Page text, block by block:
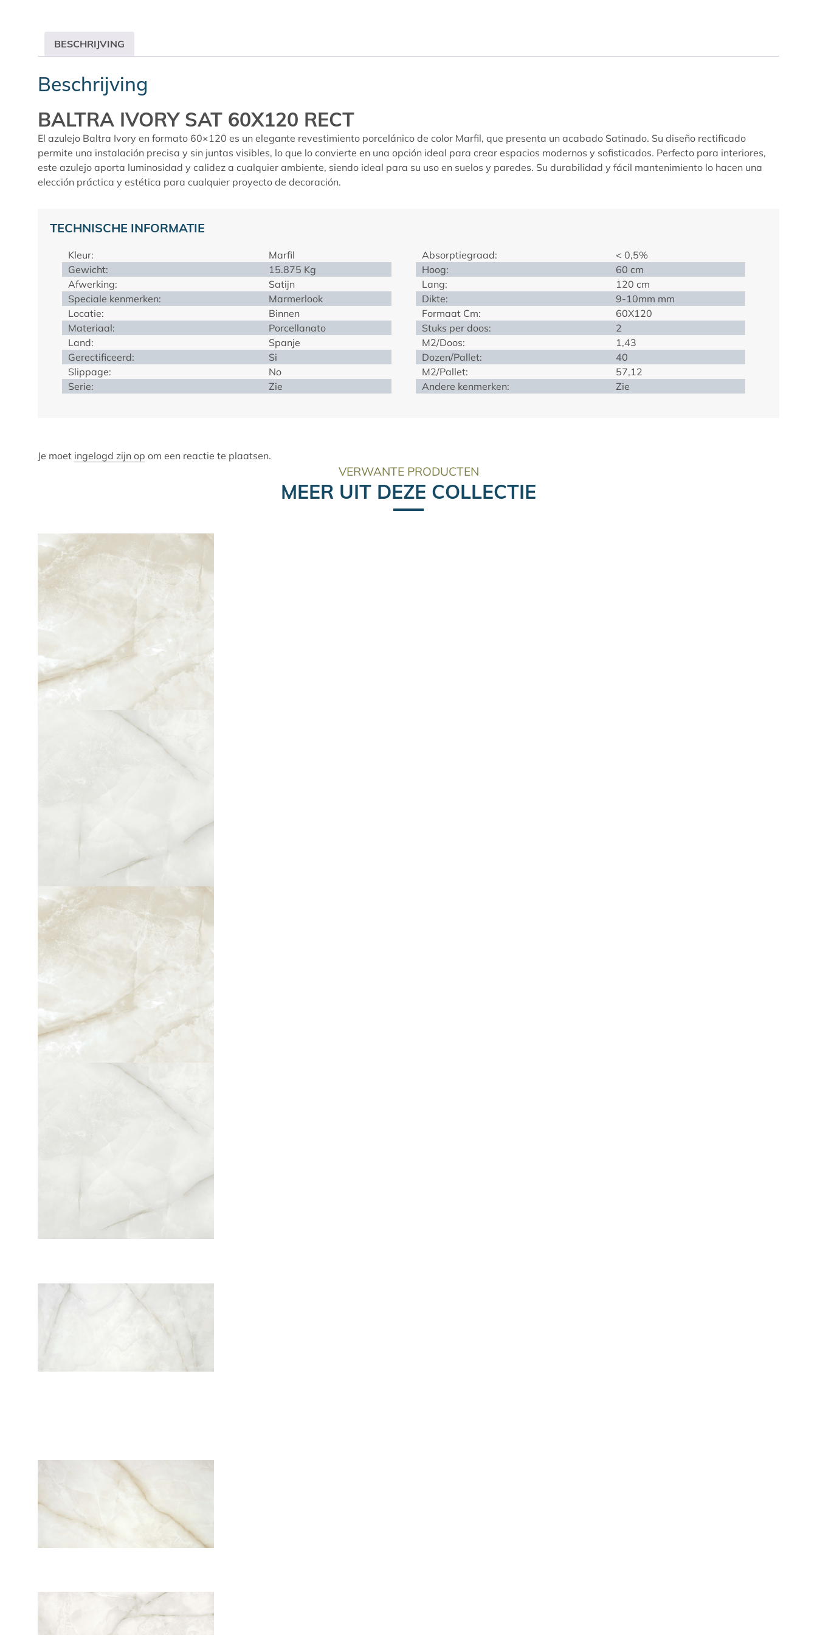
BESCHRIJVING
Beschrijving
BALTRA IVORY SAT 60X120 RECT
El azulejo Baltra Ivory en formato 60×120 es un elegante revestimiento porcelánico de color Marfil, que presenta un acabado Satinado. Su diseño rectificado
permite una instalación precisa y sin juntas visibles, lo que lo convierte en una opción ideal para crear espacios modernos y sofisticados. Perfecto para interiores,
este azulejo aporta luminosidad y calidez a cualquier ambiente, siendo ideal para su uso en suelos y paredes. Su durabilidad y fácil mantenimiento lo hacen una
elección práctica y estética para cualquier proyecto de decoración.
TECHNISCHE INFORMATIE
Kleur:
Marfil
Gewicht:
15.875 Kg
Afwerking:
Satijn
Speciale kenmerken:
Marmerlook
Locatie:
Binnen
Materiaal:
Porcellanato
Land:
Spanje
Gerectificeerd:
Si
Slippage:
No
Serie:
Zie
Absorptiegraad:
< 0,5%
Hoog:
60 cm
Lang:
120 cm
Dikte:
9-10mm mm
Formaat Cm:
60X120
Stuks per doos:
2
M2/Doos:
1,43
Dozen/Pallet:
40
M2/Pallet:
57,12
Andere kenmerken:
Zie
Je moet ingelogd zijn op om een reactie te plaatsen.
VERWANTE PRODUCTEN
MEER UIT DEZE COLLECTIE